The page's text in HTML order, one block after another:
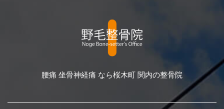
腰痛 坐骨神経痛 なら桜木町 関内の整骨院